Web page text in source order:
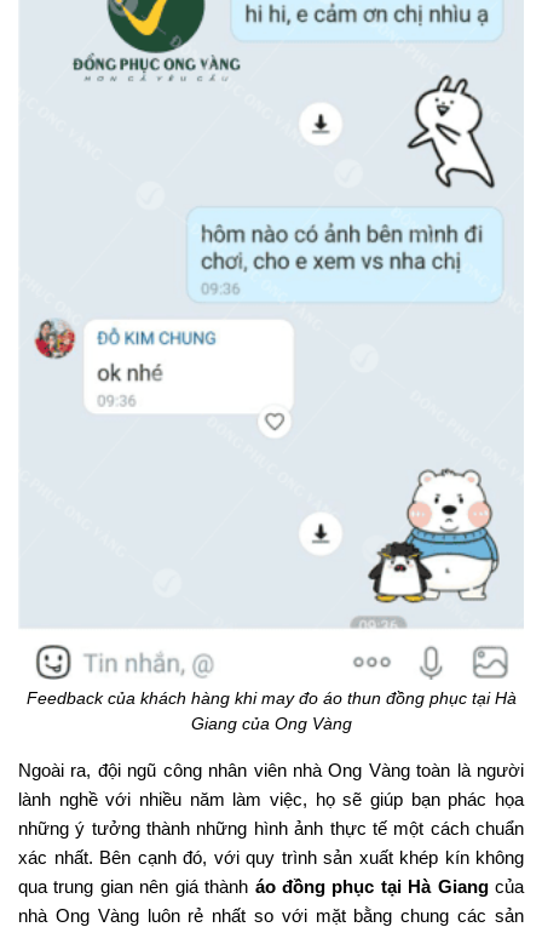
Feedback của khách hàng khi may đo áo thun đồng phục tại Hà
Giang của Ong Vàng
Ngoài ra, đội ngũ công nhân viên nhà Ong Vàng toàn là người
lành nghề với nhiều năm làm việc, họ sẽ giúp bạn phác họa
những ý tưởng thành những hình ảnh thực tế một cách chuẩn
xác nhất. Bên cạnh đó, với quy trình sản xuất khép kín không
qua trung gian nên giá thành áo đồng phục tại Hà Giangcủa
nhà Ong Vàng luôn rẻ nhất so với mặt bằng chung các sản